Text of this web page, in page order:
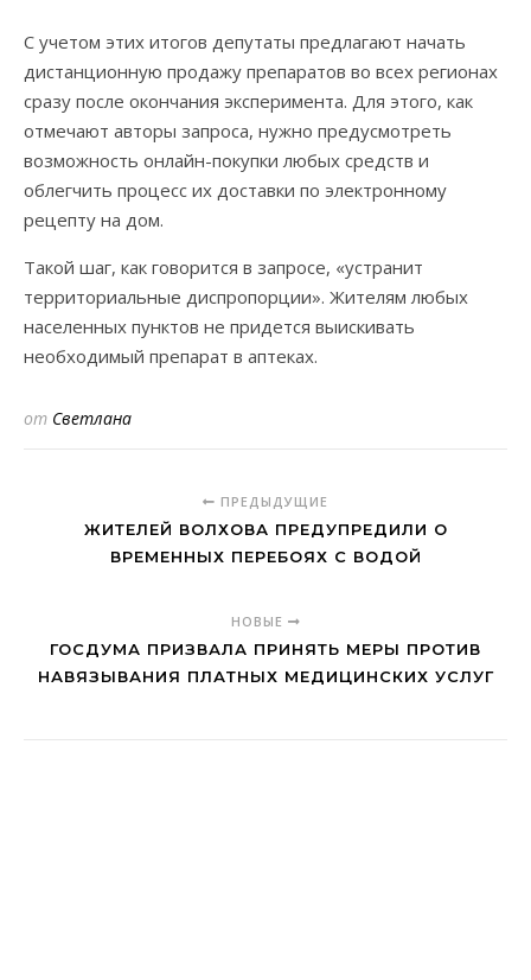
С учетом этих итогов депутаты предлагают начать
дистанционную продажу препаратов во всех регионах
сразу после окончания эксперимента. Для этого, как
отмечают авторы запроса, нужно предусмотреть
возможность онлайн-покупки любых средств и
облегчить процесс их доставки по электронному
рецепту на дом.
Такой шаг, как говорится в запросе, «устранит
территориальные диспропорции». Жителям любых
населенных пунктов не придется выискивать
необходимый препарат в аптеках.
от Светлана
ПРЕДЫДУЩИЕ
ЖИТЕЛЕЙ ВОЛХОВА ПРЕДУПРЕДИЛИ О
ВРЕМЕННЫХ ПЕРЕБОЯХ С ВОДОЙ
НОВЫЕ
ГОСДУМА ПРИЗВАЛА ПРИНЯТЬ МЕРЫ ПРОТИВ
НАВЯЗЫВАНИЯ ПЛАТНЫХ МЕДИЦИНСКИХ УСЛУГ